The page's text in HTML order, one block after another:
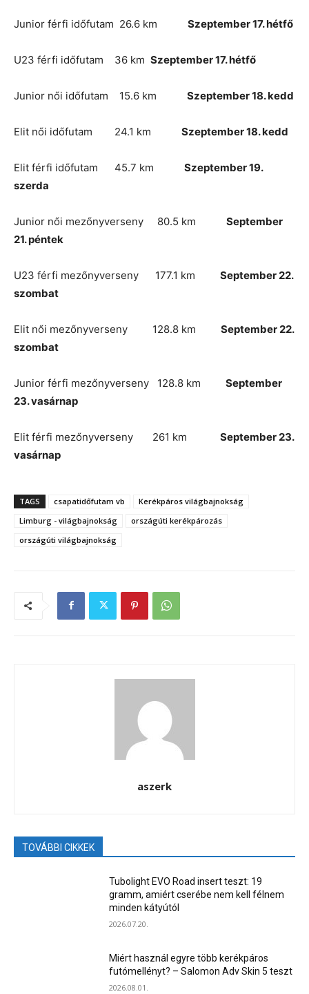
Junior férfi időfutam 26.6 km Szeptember 17. hétfő
U23 férfi időfutam 36 km Szeptember 17. hétfő
Junior női időfutam 15.6 km Szeptember 18. kedd
Elit női időfutam 24.1 km Szeptember 18. kedd
Elit férfi időfutam 45.7 km Szeptember 19.
szerda
Junior női mezőnyverseny 80.5 km September
21. péntek
U23 férfi mezőnyverseny 177.1 km September 22.
szombat
Elit női mezőnyverseny 128.8 km September 22.
szombat
Junior férfi mezőnyverseny 128.8 km September
23. vasárnap
Elit férfi mezőnyverseny 261 km September 23.
vasárnap
TAGS csapatidőfutam vb
Kerékpáros világbajnokság
Limburg - világbajnokság
országúti kerékpározás
országúti világbajnokság
aszerk
TOVÁBBI CIKKEK
Tubolight EVO Road insert teszt: 19
gramm, amiért cserébe nem kell félnem
minden kátyútól
2026.07.20.
Miért használ egyre több kerékpáros
futómellényt? – Salomon Adv Skin 5 teszt
2026.08.01.